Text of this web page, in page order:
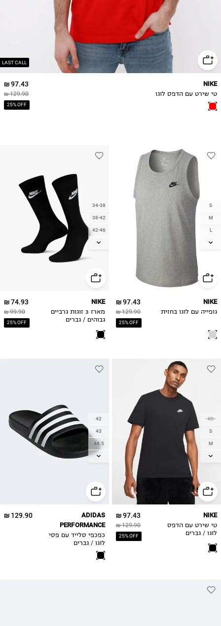
LAST CALL
97.43 ₪
129.90 ₪
25% OFF
NIKE
טי שירט עם הדפס לוגו
S
M
L
XL
4XL
97.43 ₪
129.90 ₪
25% OFF
NIKE
גופייה עם לוגו בחזית
34-38
38-42
42-46
46-50
74.93 ₪
99.90 ₪
25% OFF
NIKE
מארז 3 זוגות גרביים
גבוהים / גברים
XS
S
M
L
3XL
4XL
97.43 ₪
129.90 ₪
25% OFF
NIKE
טי שירט עם הדפס
לוגו / גברים
42
43
44.5
46
129.90 ₪
ADIDAS
PERFORMANCE
כפכפי סלייד עם פסי
לוגו / גברים